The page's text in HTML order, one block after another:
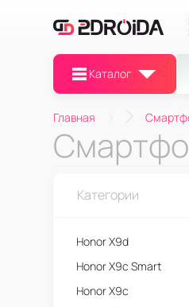
Каталог
Главная
Категории
Honor X9d
Honor X9c Smart
Honor X9c